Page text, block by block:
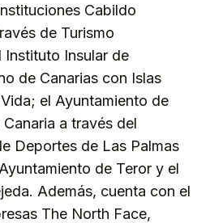
Cabildo
de Turismo
Instituto Insular de
de Canarias con Islas
el Ayuntamiento de
a través del
Deportes de Las Palmas
de Teror y el
Además, cuenta con el
The North Face,